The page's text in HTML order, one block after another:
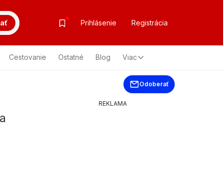
Prihlásenie Registrácia
Cestovanie Ostatné Blog Viac
Odoberať
REKLAMA